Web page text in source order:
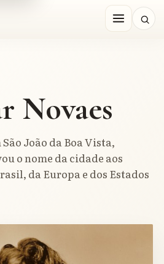
Novaes
João da Boa Vista,
o nome da cidade aos
da Europa e dos Estados